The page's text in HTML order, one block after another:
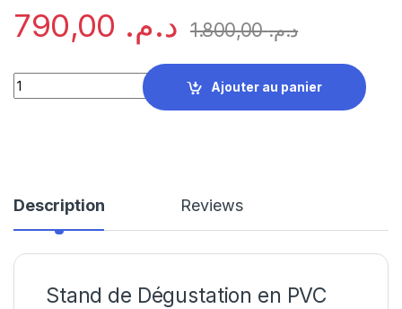
د.م. د.م.1.800,00
Stand de Dégustation en PVC quantity
Ajouter au panier
Description Reviews
Stand de Dégustation en PVC